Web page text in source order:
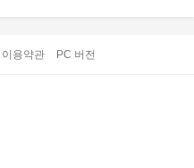
이용약관 PC 버전